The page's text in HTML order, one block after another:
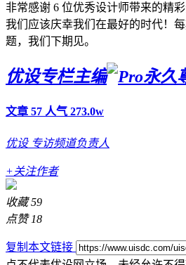
非常感谢 6 位优秀设计师带来的精
我们应该庆幸我们在最好的时代！
题，我们下期见。
优设专栏主编
文章 57 人气 273.0w
优设 专访频道负责人
+关注作者
收藏 59
点赞 18
复制本文链接